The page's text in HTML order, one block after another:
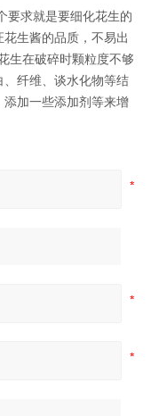
要求就是要细化花生的
生酱的品质，不易出
生在破碎时颗粒度不够
纤维、谈水化物等结
加一些添加剂等来增